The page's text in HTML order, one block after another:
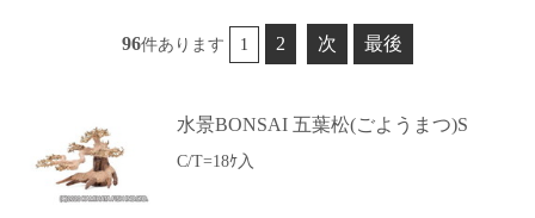
96件あります 1 2 次 最後
水景BONSAI 五葉松(ごようまつ)S
C/T=18ｹ入